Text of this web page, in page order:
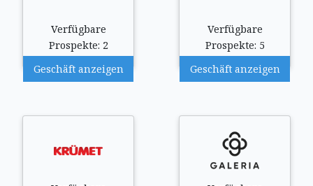
Verfügbare
Prospekte: 2
Geschäft anzeigen
Verfügbare
Prospekte: 5
Geschäft anzeigen